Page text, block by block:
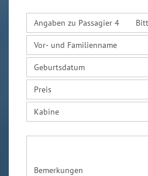
Angaben zu Passagier 4
Vor- und Familienname
Geburtsdatum
Preis
Kabine
Bemerkungen